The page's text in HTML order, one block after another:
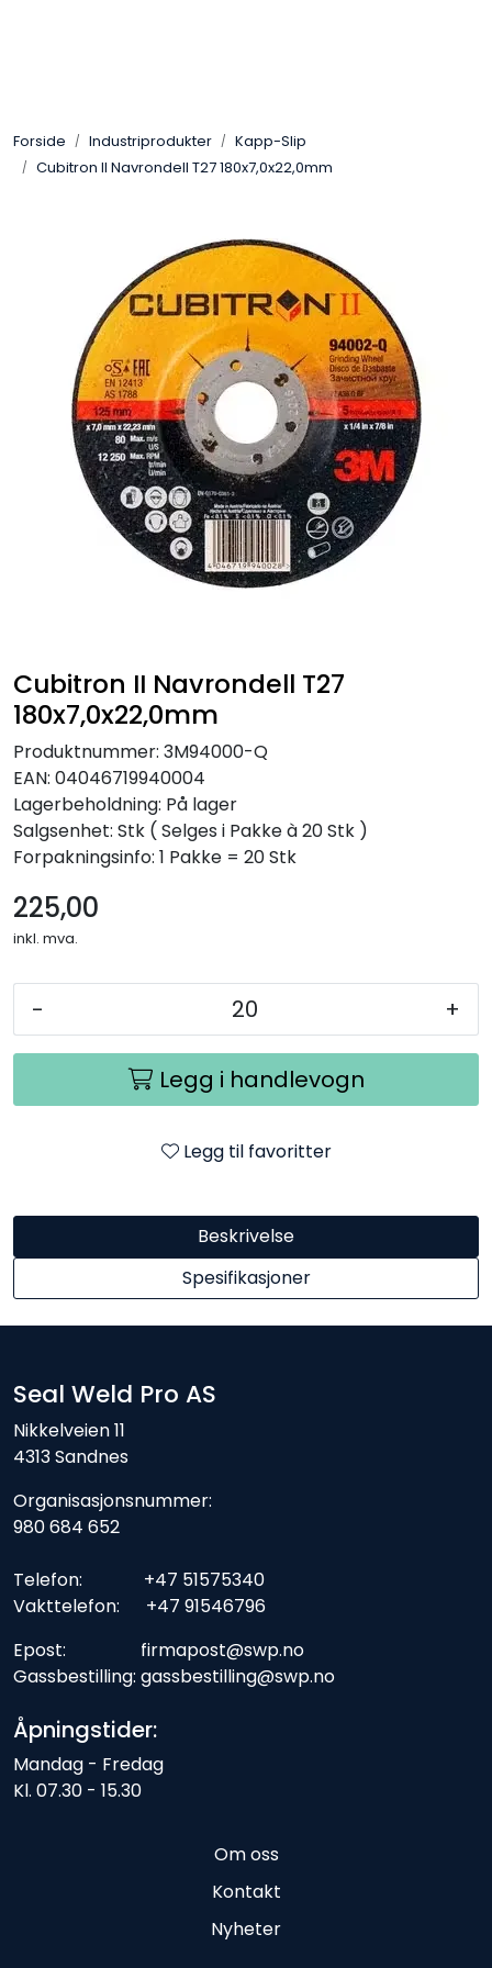
Forside Industriprodukter
Kapp-Slip
Cubitron II Navrondell T27 180x7,0x22,0mm
Cubitron II Navrondell T27
180x7,0x22,0mm
Produktnummer: 3M94000-Q
EAN: 04046719940004
Lagerbeholdning: På lager
Salgsenhet: Stk ( Selges i Pakke à 20 Stk )
Forpakningsinfo: 1 Pakke = 20 Stk
225,00
inkl. mva.
- +
Legg i handlevogn
Legg til favoritter
Beskrivelse
Spesifikasjoner
Seal Weld Pro AS
Nikkelveien 11
4313 Sandnes
Organisasjonsnummer:
980 684 652
Telefon: +47 51575340
Vakttelefon: +47 91546796
Epost: firmapost@swp.no
Gassbestilling: gassbestilling@swp.no
Åpningstider:
Mandag - Fredag
Kl. 07.30 - 15.30
Om oss
Kontakt
Nyheter
Pakning
Slitasjeteknikk
Verneutstyr
Industriprodukter